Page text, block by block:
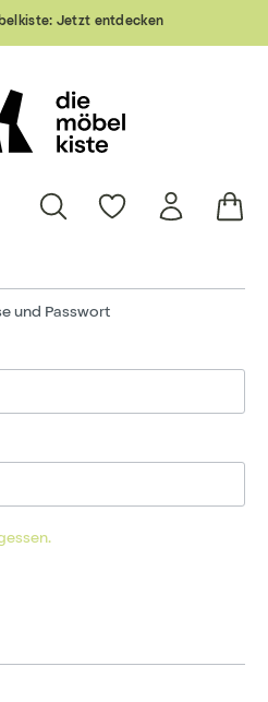
Jetzt entdecken
und Passwort